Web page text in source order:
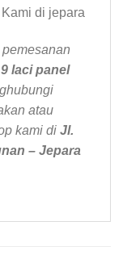
di jepara
laci panel
atau
kami di Jl.
– Jepara